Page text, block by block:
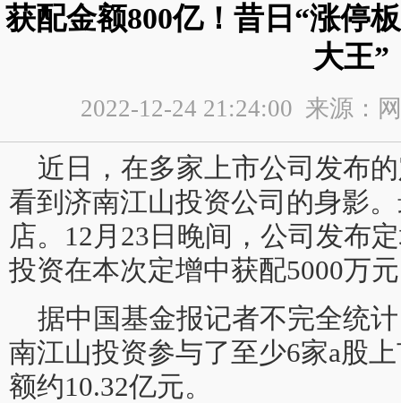
获配金额800亿！昔日“涨停
大王”
2022-12-24 21:24:00 来源
近日，在多家上市公司发布
看到济南江山投资公司的身影
店。12月23日晚间，公司发布
投资在本次定增中获配5000万
据中国基金报记者不完全统
南江山投资参与了至少6家a股
额约10.32亿元。